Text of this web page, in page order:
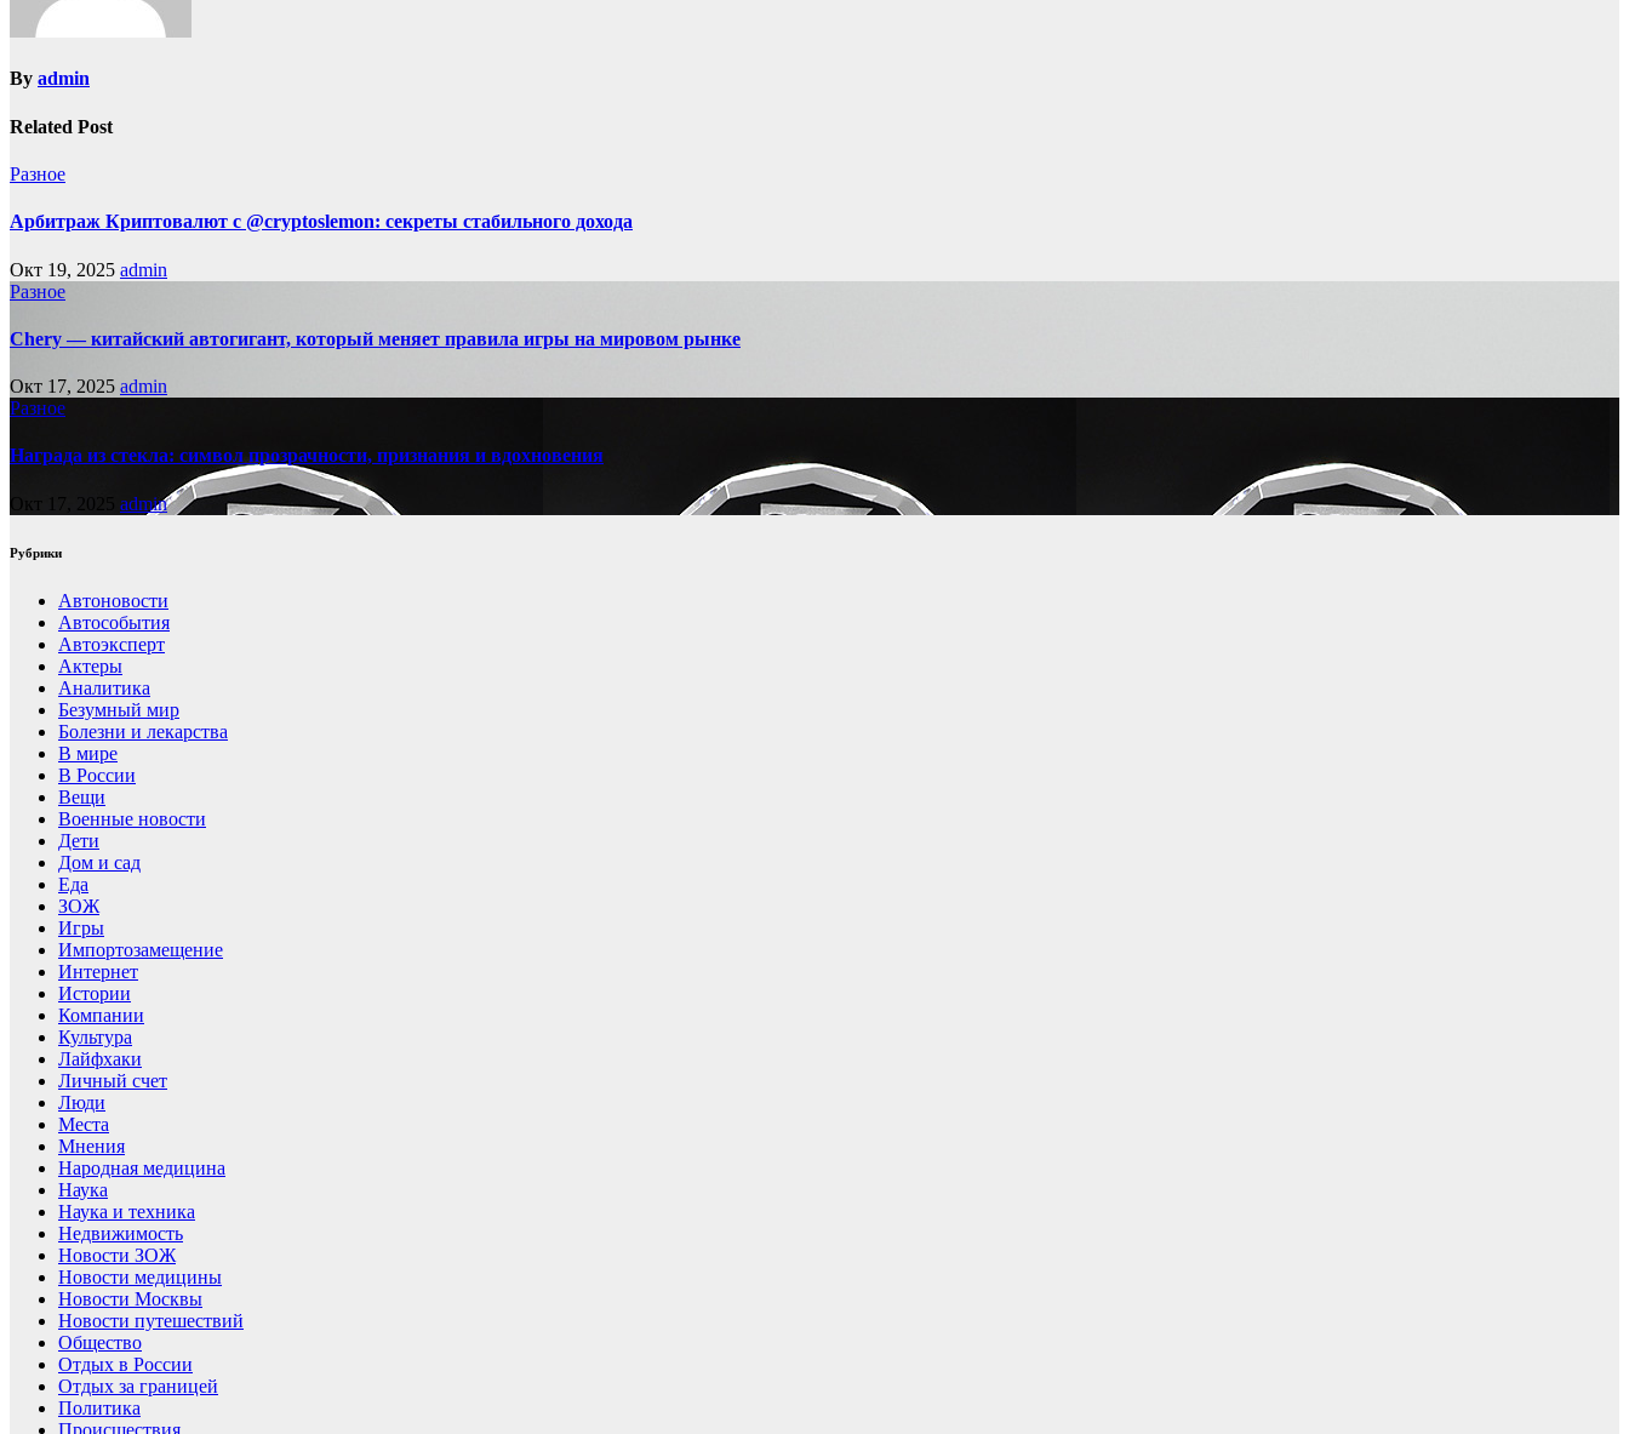
By admin
Related Post
Разное
Арбитраж Криптовалют с @cryptoslemon: секреты стабильного дохода
Окт 19, 2025 admin
Разное
Chery — китайский автогигант, который меняет правила игры на мировом рынке
Окт 17, 2025 admin
Разное
Награда из стекла: символ прозрачности, признания и вдохновения
Окт 17, 2025 admin
Рубрики
Автоновости
Автособытия
Автоэксперт
Актеры
Аналитика
Безумный мир
Болезни и лекарства
В мире
В России
Вещи
Военные новости
Дети
Дом и сад
Еда
ЗОЖ
Игры
Импортозамещение
Интернет
Истории
Компании
Культура
Лайфхаки
Личный счет
Люди
Места
Мнения
Народная медицина
Наука
Наука и техника
Недвижимость
Новости ЗОЖ
Новости медицины
Новости Москвы
Новости путешествий
Общество
Отдых в России
Отдых за границей
Политика
Происшествия